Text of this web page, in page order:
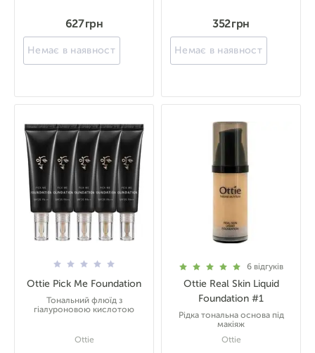
627 грн
Немає в наявності
352 грн
Немає в наявності
Ottie Pick Me Foundation
Тональний флюїд з
гіалуроновою кислотою
Ottie
6 відгуків
Ottie Real Skin Liquid
Foundation #1
Рідка тональна основа під
макіяж
Ottie